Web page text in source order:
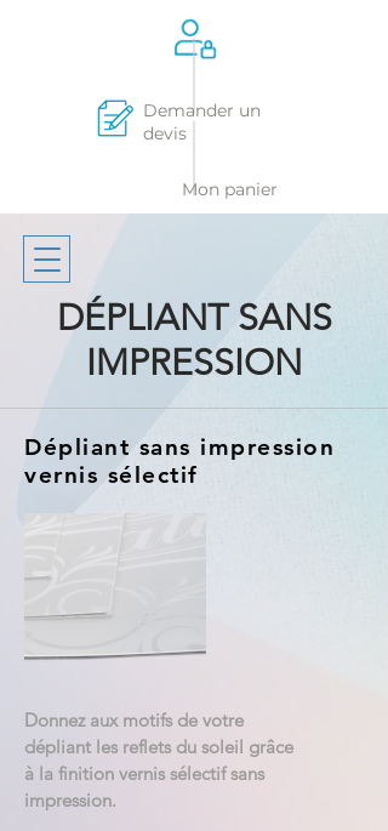
Demander un
devis
Mon panier
DÉPLIANT SANS
IMPRESSION
Dépliant sans impression
vernis sélectif
Donnez aux motifs de votre
dépliant les reflets du soleil grâce
à la finition vernis sélectif sans
impression.